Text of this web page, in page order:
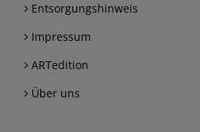
Entsorgungshinweis
Impressum
ARTedition
Über uns